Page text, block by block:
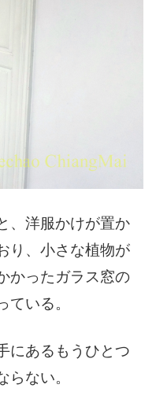
、洋服かけが置か
り、小さな植物が
かったガラス窓の
ている。
にあるもうひとつ
ない。